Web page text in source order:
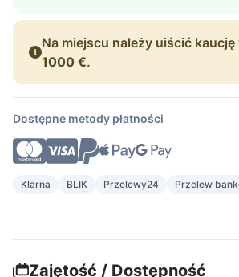
Na miejscu należy uiścić
1000 €.
Dostępne metody płatności
Klarna BLIK Przelewy24 Przelew
Zajętość / Dostępność